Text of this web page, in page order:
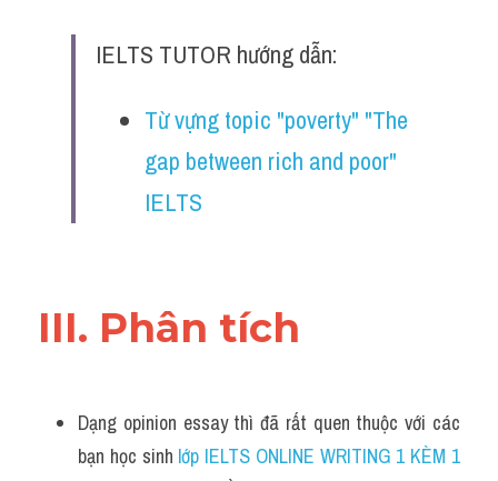
Listening
Speaking
IELTS TUTOR hướng dẫn:
Từ vựng topic "poverty" "The
gap between rich and poor"
IELTS
III. Phân tích
Dạng opinion essay thì đã rất quen thuộc với các
bạn học sinh lớp IELTS ONLINE WRITING 1 KÈM 1